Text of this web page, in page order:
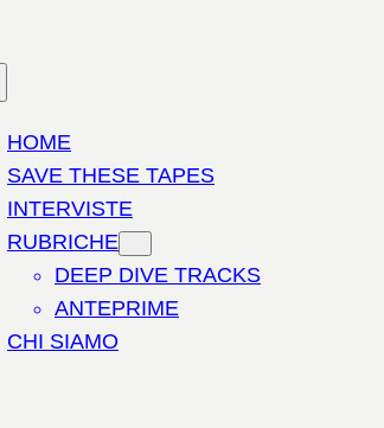
HOME
SAVE THESE TAPES
INTERVISTE
RUBRICHE
DEEP DIVE TRACKS
ANTEPRIME
CHI SIAMO